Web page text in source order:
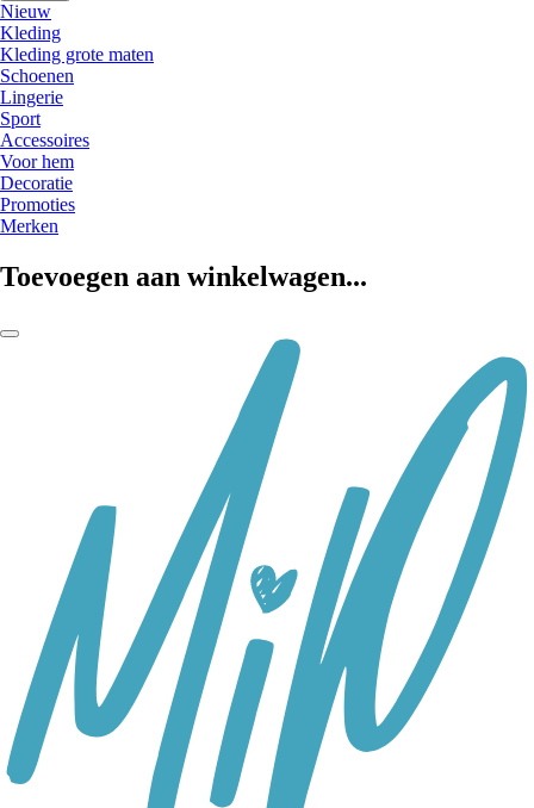
Nieuw
Kleding
Kleding grote maten
Schoenen
Lingerie
Sport
Accessoires
Voor hem
Decoratie
Promoties
Merken
Toevoegen aan winkelwagen...